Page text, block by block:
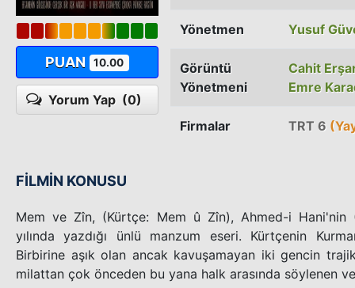
PUAN 10.00
Yorum Yap (0)
Yönetmen Yusuf
Görüntü
Yönetmeni
Cahit
Emre
Firmalar TRT 6
FİLMİN KONUSU
Mem ve Zîn, (Kürtçe: Mem û Zîn), Ahmed-i Hani'nin
yılında yazdığı ünlü manzum eseri. Kürtçenin
Birbirine aşık olan ancak kavuşamayan iki gencin
milattan çok önceden bu yana halk arasında söylenen